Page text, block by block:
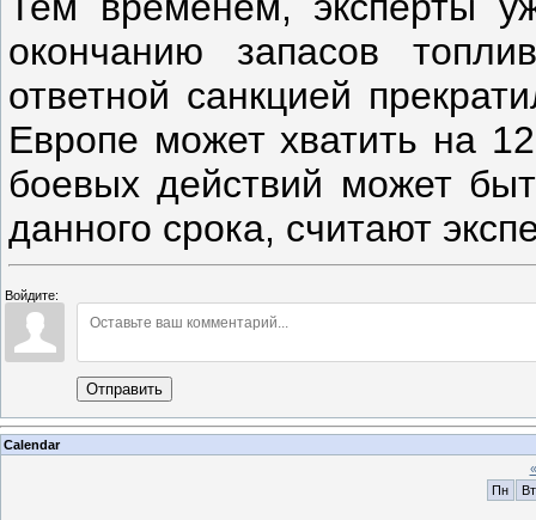
окончанию запасов
ответной санкцией
Европе может хватить на
боевых действий может
данного срока, считают
Войдите:
Отправить
Calendar
«
Пн
Вт